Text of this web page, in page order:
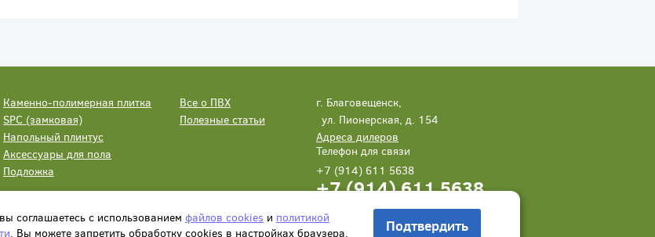
Каменно-полимерная плитка
SPC (замковая)
Напольный плинтус
Аксессуары для пола
Подложка
Все о ПВХ
Полезные статьи
г. Благовещенск,
ул. Пионерская, д. 154
Адреса дилеров
Телефон для связи
+7 (914) 611 5638
+7 (914) 611 5638
Написать нам Заказать звонок
соглашаетесь с использованием файлов cookies и политикой
. Вы можете запретить обработку сookies в настройках браузера. Подтвердить